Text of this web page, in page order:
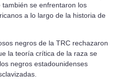
se enfrentaron los
a lo largo de la historia de
negros de la TRC rechazaron
la teoría crítica de la raza se
negros estadounidenses